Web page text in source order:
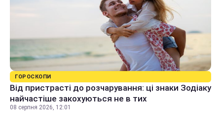
ГОРОСКОПИ
Від пристрасті до розчарування: ці знаки Зодіаку
найчастіше закохуються не в тих
08 серпня 2026, 12:01